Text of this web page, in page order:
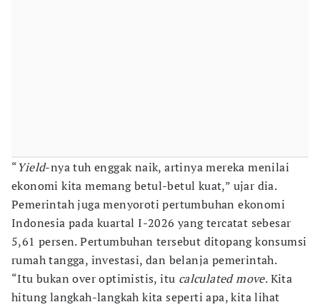
“Yield-nya tuh enggak naik, artinya mereka menilai
ekonomi kita memang betul-betul kuat,” ujar dia.
Pemerintah juga menyoroti pertumbuhan ekonomi
Indonesia pada kuartal I-2026 yang tercatat sebesar
5,61 persen. Pertumbuhan tersebut ditopang konsumsi
rumah tangga, investasi, dan belanja pemerintah.
“Itu bukan over optimistis, itu calculated move. Kita
hitung langkah-langkah kita seperti apa, kita lihat